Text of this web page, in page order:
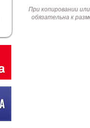
При копировании
обязательна к